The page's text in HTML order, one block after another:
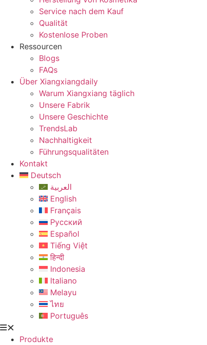
Service nach dem Kauf
Qualität
Kostenlose Proben
Ressourcen
Blogs
FAQs
Über Xiangxiangdaily
Warum Xiangxiang täglich
Unsere Fabrik
Unsere Geschichte
TrendsLab
Nachhaltigkeit
Führungsqualitäten
Kontakt
Deutsch
العربية
English
Français
Русский
Español
Tiếng Việt
हिन्दी
Indonesia
Italiano
Melayu
ไทย
Português
Produkte